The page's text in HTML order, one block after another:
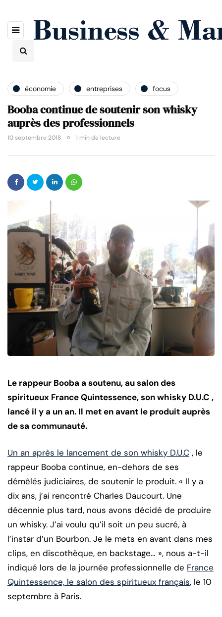
économie entreprises focus
Booba continue de soutenir son whisky
auprès des professionnels
10 septembre 2018 1 min de lecture
Le rappeur Booba a soutenu, au salon des
spiritueux France Quintessence, son whisky D.U.C ,
lancé il y a un an. Il met en avant le produit auprès
de sa communauté.
Un an après le lancement de son whisky D.U.C , le
rappeur Booba continue, en-dehors de ses
démêlés judiciaires, de soutenir le produit. « Il y a
dix ans, j’ai rencontré Charles Daucourt. Une
décennie plus tard, nous avons décidé de produire
un whisky. J’ai voulu qu’il soit un peu sucré, à
l’instar d’un Bourbon. Je le mets en avant dans mes
clips, en discothèque, en backstage… », nous a-t-il
indiqué lors de la journée professionnelle de France
Quintessence, le salon des spiritueux français, le 10
septembre à Paris.